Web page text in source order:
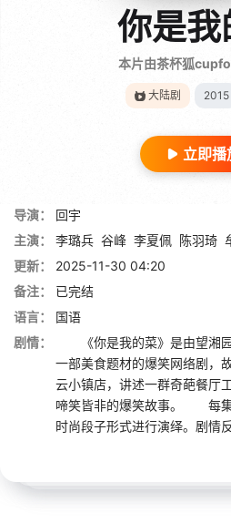
你是我
本片由茶杯狐
大陆剧 2015
立即播
导演：
回宇
主演：
李璐兵 谷峰 李夏佩 陈羽琦
更新：
2025-11-30 04:20
备注：
已完结
语言：
国语
剧情：
《你是我的菜》是由望湘园
一部美食题材的爆笑网络剧，
云小镇店，讲述一群奇葩餐厅
啼笑皆非的爆笑故事。 每集
时尚段子形式进行演绎。剧情